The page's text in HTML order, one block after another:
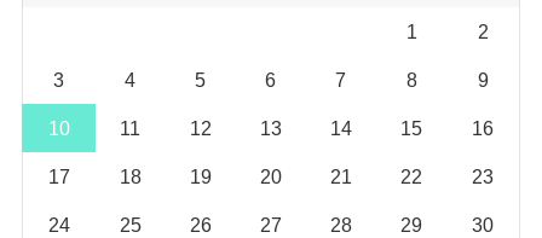
1 2
3 4 5 6 7 8 9
10 11 12 13 14 15 16
17 18 19 20 21 22 23
24 25 26 27 28 29 30